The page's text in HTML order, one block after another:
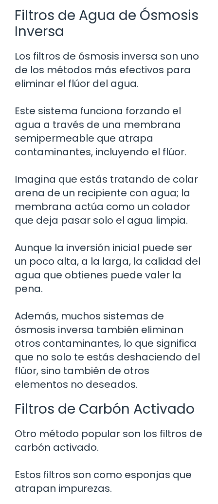
Filtros de Agua de Ósmosis
Inversa
Los filtros de ósmosis inversa son uno
de los métodos más efectivos para
eliminar el flúor del agua.
Este sistema funciona forzando el
agua a través de una membrana
semipermeable que atrapa
contaminantes, incluyendo el flúor.
Imagina que estás tratando de colar
arena de un recipiente con agua; la
membrana actúa como un colador
que deja pasar solo el agua limpia.
Aunque la inversión inicial puede ser
un poco alta, a la larga, la calidad del
agua que obtienes puede valer la
pena.
Además, muchos sistemas de
ósmosis inversa también eliminan
otros contaminantes, lo que significa
que no solo te estás deshaciendo del
flúor, sino también de otros
elementos no deseados.
Filtros de Carbón Activado
Otro método popular son los filtros de
carbón activado.
Estos filtros son como esponjas que
atrapan impurezas.